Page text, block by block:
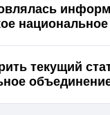
текущий